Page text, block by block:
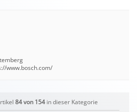
www.bosch.com/
84 von 154in dieser Kategorie